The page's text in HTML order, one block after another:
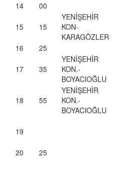
14 00
15 15
YENİŞEHİR
KON-
KARAGÖZLER
16
25
17 35
YENİŞEHİR
KON.-
BOYACIOĞLU
18 55
YENİŞEHİR
KON.-
BOYACIOĞLU
19
20 25